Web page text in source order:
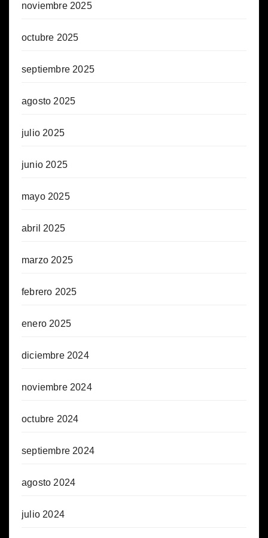
noviembre 2025
octubre 2025
septiembre 2025
agosto 2025
julio 2025
junio 2025
mayo 2025
abril 2025
marzo 2025
febrero 2025
enero 2025
diciembre 2024
noviembre 2024
octubre 2024
septiembre 2024
agosto 2024
julio 2024